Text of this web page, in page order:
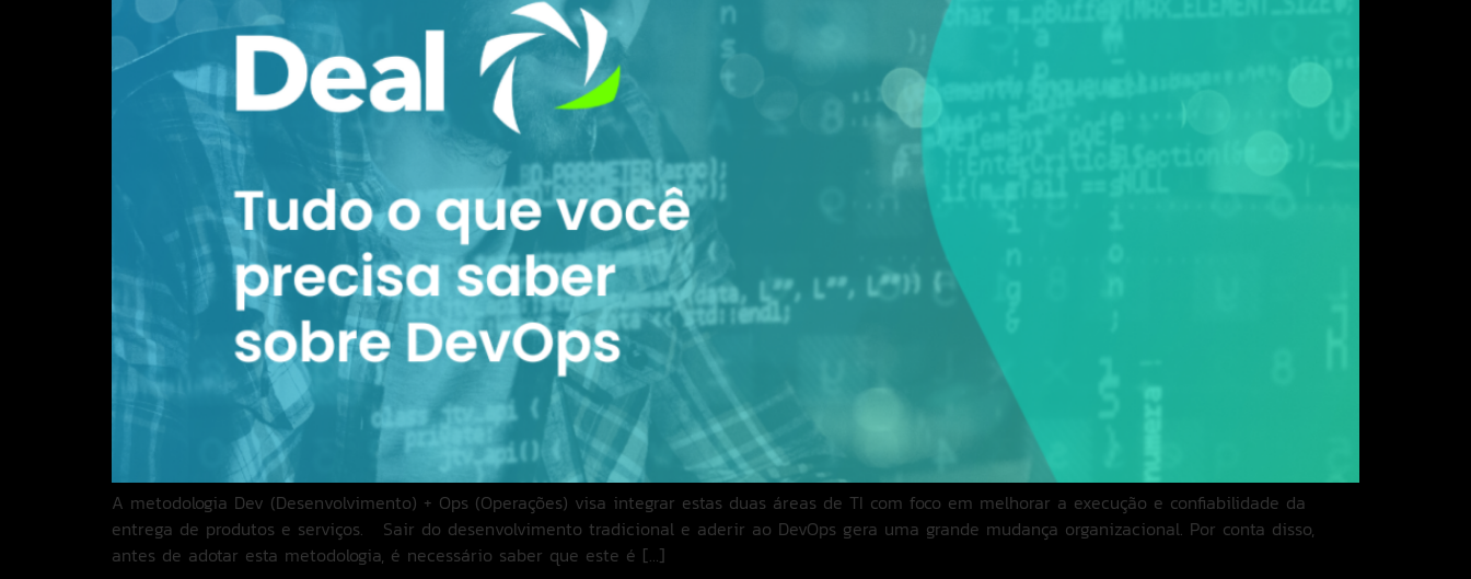
A metodologia Dev (Desenvolvimento) + Ops (Operações) visa integrar estas duas áreas de TI com foco em melhorar a execução e confiabilidade da
entrega de produtos e serviços. Sair do desenvolvimento tradicional e aderir ao DevOps gera uma grande mudança organizacional. Por conta disso,
antes de adotar esta metodologia, é necessário saber que este é […]